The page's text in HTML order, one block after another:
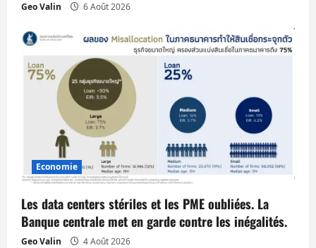
Geo Valin 6 Août 2026
Economie
Les data centers stériles et les PME oubliées. La
Banque centrale met en garde contre les inégalités.
Geo Valin 4 Août 2026